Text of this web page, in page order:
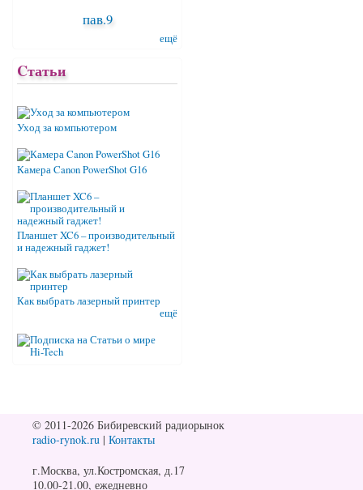
пав.9
ещё
Cтатьи
Уход за компьютером
Камера Canon PowerShot G16
Планшет XC6 – производительный
и надежный гаджет!
Как выбрать лазерный принтер
ещё
© 2011-2026 Бибиревский радиорынок
radio-rynok.ru | Контакты
г.Москва, ул.Костромская, д.17
10.00-21.00, ежедневно